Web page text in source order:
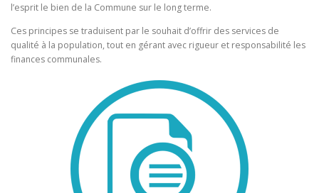
l’esprit le bien de la Commune sur le long terme.
Ces principes se traduisent par le souhait d’offrir des services de
qualité à la population, tout en gérant avec rigueur et responsabilité les
finances communales.